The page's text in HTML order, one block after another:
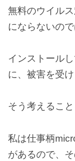
無料のウイル
にならないので
インストール
に、被害を受
そう考えるこ
私は仕事柄
があるので、